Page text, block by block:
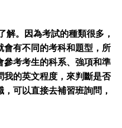
解。因為考試的種類很多，
會有不同的考科和題型，所
參考考生的科系、強項和準
我的英文程度，來判斷是否
可以直接去補習班詢問，